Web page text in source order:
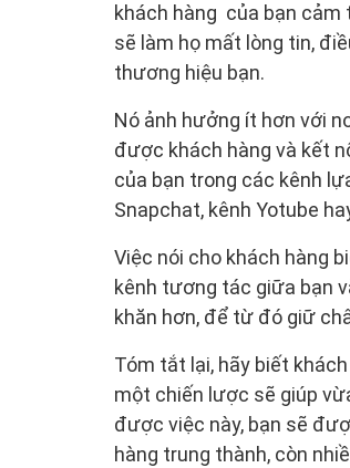
khách hàng của bạn cảm
sẽ làm họ mất lòng tin,
thương hiệu bạn.
Nó ảnh hưởng ít hơn với
được khách hàng và kết
của bạn trong các kênh
Snapchat, kênh Yotube
Việc nói cho khách hàng
kênh tương tác giữa bạn
khăn hơn, để từ đó giữ
Tóm tắt lại, hãy biết
một chiến lược sẽ giúp
được việc này, bạn sẽ
hàng trung thành, còn